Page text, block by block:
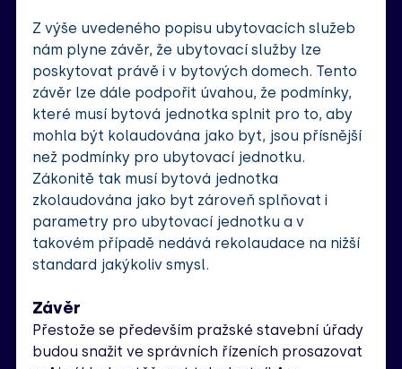
Z výše uvedeného popisu ubytovacích služeb
nám plyne závěr, že ubytovací služby lze
poskytovat právě i v bytových domech. Tento
závěr lze dále podpořit úvahou, že podmínky,
které musí bytová jednotka splnit pro to, aby
mohla být kolaudována jako byt, jsou přísnější
než podmínky pro ubytovací jednotku.
Zákonitě tak musí bytová jednotka
zkolaudována jako byt zároveň splňovat i
parametry pro ubytovací jednotku a v
takovém případě nedává rekolaudace na nižší
standard jakýkoliv smysl.
Závěr
Přestože se především pražské stavební úřady
budou snažit ve správních řízeních prosazovat